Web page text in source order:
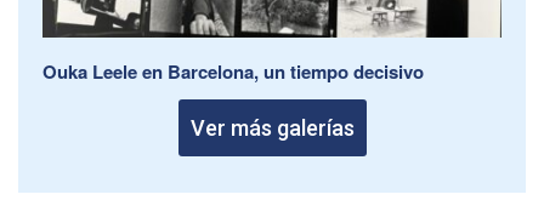
Ouka Leele en Barcelona, un tiempo decisivo
Ver más galerías